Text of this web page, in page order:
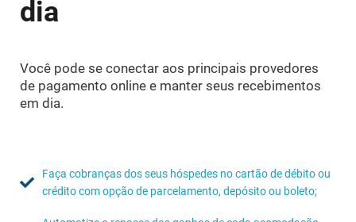
dia
Você pode se conectar aos principais provedores
de pagamento online e manter seus recebimentos
em dia.
Faça cobranças dos seus hóspedes no cartão de débito ou
crédito com opção de parcelamento, depósito ou boleto;